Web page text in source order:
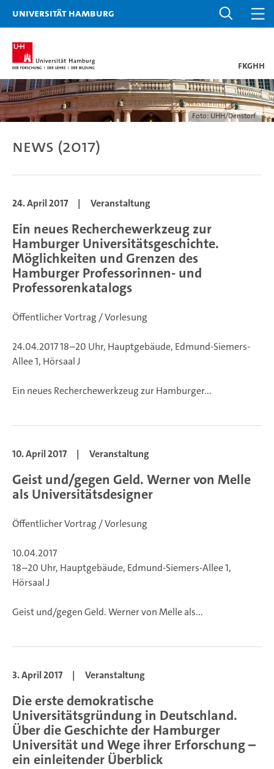
Universität Hamburg
FKGHH
Foto: UHH/Denstorf
News (2017)
24. April 2017 | Veranstaltung
Ein neues Recherchewerkzeug zur
Hamburger Universitätsgeschichte.
Möglichkeiten und Grenzen des
Hamburger Professorinnen- und
Professorenkatalogs
Öffentlicher Vortrag / Vorlesung
24.04.2017 18–20 Uhr, Hauptgebäude, Edmund-Siemers-
Allee 1, Hörsaal J
Ein neues Recherchewerkzeug zur Hamburger...
10. April 2017 | Veranstaltung
Geist und/gegen Geld. Werner von Melle
als Universitätsdesigner
Öffentlicher Vortrag / Vorlesung
10.04.2017
18–20 Uhr, Hauptgebäude, Edmund-Siemers-Allee 1,
Hörsaal J
Geist und/gegen Geld. Werner von Melle als...
3. April 2017 | Veranstaltung
Die erste demokratische
Universitätsgründung in Deutschland.
Über die Geschichte der Hamburger
Universität und Wege ihrer Erforschung –
ein einleitender Überblick